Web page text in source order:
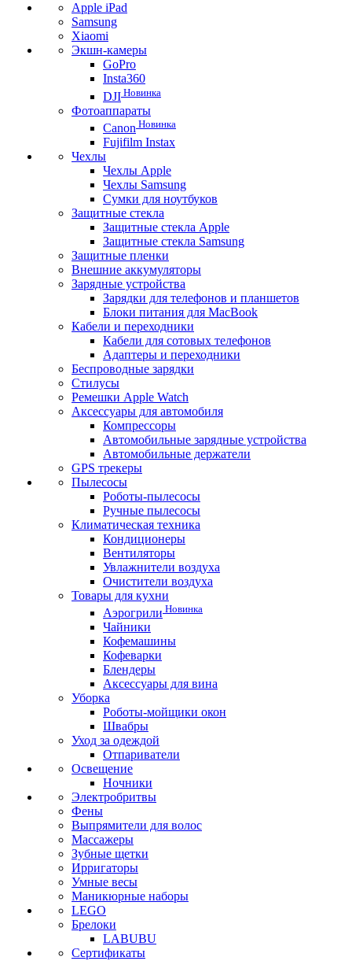
Apple iPad
Samsung
Xiaomi
Экшн-камеры
GoPro
Insta360
DJI Новинка
Фотоаппараты
Canon Новинка
Fujifilm Instax
Чехлы
Чехлы Apple
Чехлы Samsung
Сумки для ноутбуков
Защитные стекла
Защитные стекла Apple
Защитные стекла Samsung
Защитные пленки
Внешние аккумуляторы
Зарядные устройства
Зарядки для телефонов и планшетов
Блоки питания для MacBook
Кабели и переходники
Кабели для сотовых телефонов
Адаптеры и переходники
Беспроводные зарядки
Стилусы
Ремешки Apple Watch
Аксессуары для автомобиля
Компрессоры
Автомобильные зарядные устройства
Автомобильные держатели
GPS трекеры
Пылесосы
Роботы-пылесосы
Ручные пылесосы
Климатическая техника
Кондиционеры
Вентиляторы
Увлажнители воздуха
Очистители воздуха
Товары для кухни
Аэрогрили Новинка
Чайники
Кофемашины
Кофеварки
Блендеры
Аксессуары для вина
Уборка
Роботы-мойщики окон
Швабры
Уход за одеждой
Отпариватели
Освещение
Ночники
Электробритвы
Фены
Выпрямители для волос
Массажеры
Зубные щетки
Ирригаторы
Умные весы
Маникюрные наборы
LEGO
Брелоки
LABUBU
Сертификаты